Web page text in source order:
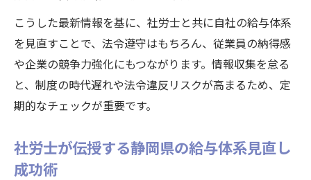
こうした最新情報を基に、社労士と共に自社の給与体系
を見直すことで、法令遵守はもちろん、従業員の納得感
や企業の競争力強化にもつながります。情報収集を怠る
と、制度の時代遅れや法令違反リスクが高まるため、定
期的なチェックが重要です。
社労士が伝授する静岡県の給与体系見直し
成功術